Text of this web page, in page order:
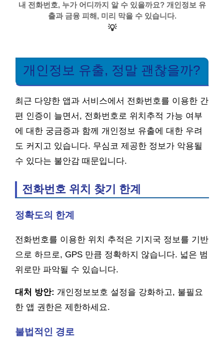
내 전화번호, 누가 어디까지 알 수 있을까요? 개인정보 유
출과 금융 피해, 미리 막을 수 있습니다.
💡
개인정보 유출, 정말 괜찮을까?
최근 다양한 앱과 서비스에서 전화번호를 이용한 간
편 인증이 늘면서, 전화번호로 위치추적 가능 여부
에 대한 궁금증과 함께 개인정보 유출에 대한 우려
도 커지고 있습니다. 무심코 제공한 정보가 악용될
수 있다는 불안감 때문입니다.
전화번호 위치 찾기 한계
정확도의 한계
전화번호를 이용한 위치 추적은 기지국 정보를 기반
으로 하므로, GPS 만큼 정확하지 않습니다. 넓은 범
위로만 파악될 수 있습니다.
대처 방안: 개인정보보호 설정을 강화하고, 불필요
한 앱 권한은 제한하세요.
불법적인 경로